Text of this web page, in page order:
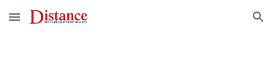
Skip to main content Skip to navigation